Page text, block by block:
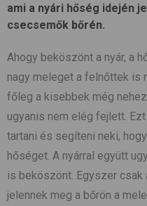
ami a nyári hőség idején
csecsemők bőrén.
Ahogy beköszönt a nyár, a
nagy meleget a felnőttek is
főleg a kisebbek még
ugyanis nem elég fejlett.
tartani és segíteni neki,
hőséget. A nyárral együtt
is beköszönt. Egyszer
jelennek meg a bőrön a